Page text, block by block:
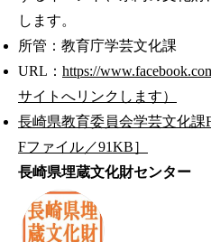
します。
所管：教育庁学芸文化課
URL： https://
サイトへリンクします）
長崎県教育委員会学芸文化課
Fファイル／91KB］
長崎県埋蔵文化財センター